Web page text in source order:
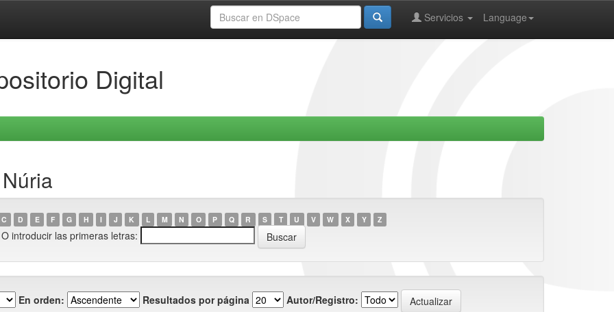
Language
Servicios
Digital
C D E F G H I J K L M N O P Q R S T U V W X Y Z
O introducir las primeras letras:
En orden: Resultados por página Autor/Registro: